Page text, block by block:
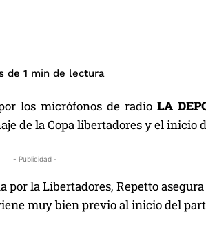
de 1 min de lectura
los micrófonos de radio LA
de la Copa libertadores y el inicio
- Publicidad -
la Libertadores, Repetto
muy bien previo al inicio del